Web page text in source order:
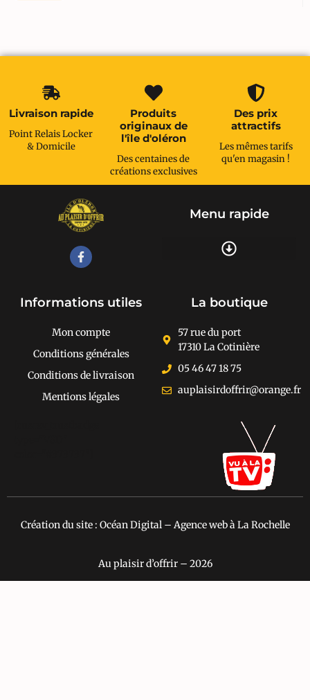
Livraison rapide
Point Relais Locker
& Domicile
Produits
originaux de
l'île d'oléron
Des centaines de
créations exclusives
Des prix
attractifs
Les mêmes tarifs
qu'en magasin !
Menu rapide
Informations utiles
Mon compte
Conditions générales
Conditions de livraison
Mentions légales
La boutique
57 rue du port
17310 La Cotinière
05 46 47 18 75
auplaisirdoffrir@orange.fr
Création du site : Océan Digital – Agence web à La Rochelle
Au plaisir d’offrir – 2026